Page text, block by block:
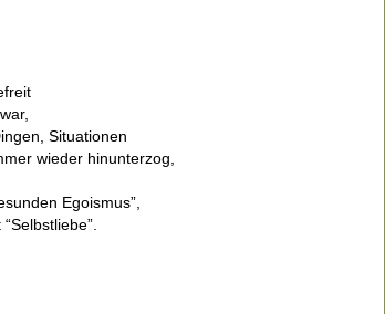
Situationen
wieder hinunterzog,
Egoismus”,